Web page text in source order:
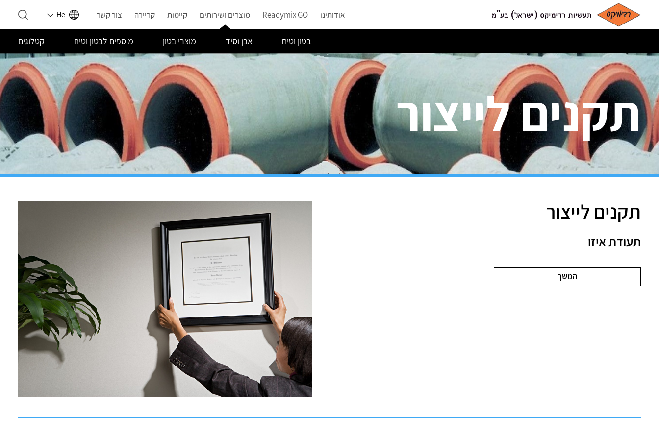
אודותינו Readymix GO מוצרים ושירותים קיימות קריירה צור קשר He
בטון וטיח אבן וסיד מוצרי בטון מוספים לבטון וטיח קטלוגים
תקנים לייצור
תקנים לייצור
תעודת איזו
המשך